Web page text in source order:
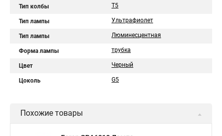
Тип колбы T5
Тип лампы Ультрафиолет
Тип лампы Люминесцентная
Форма лампы трубка
Цвет Черный
Цоколь G5
Похожие товары